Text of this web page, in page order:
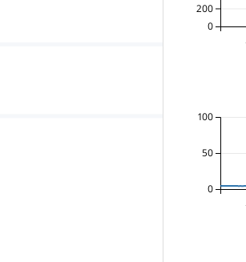
0
200
0
50
100